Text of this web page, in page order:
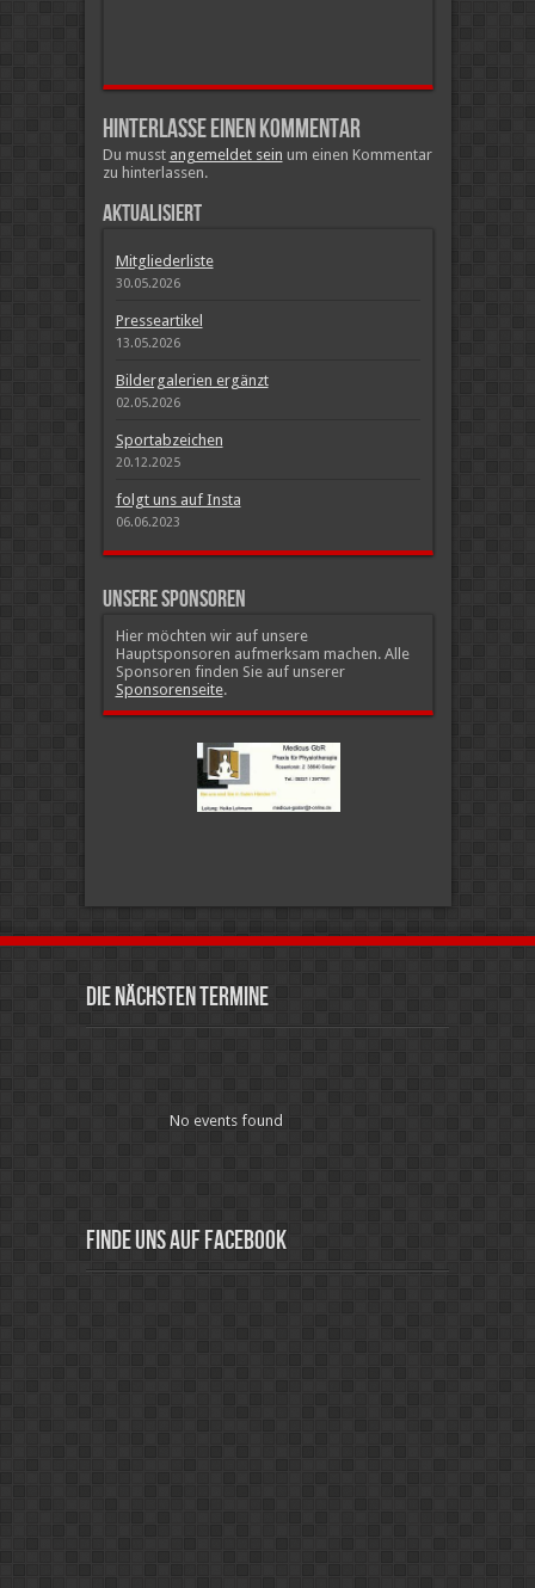
Hinterlasse einen Kommentar
Du musst angemeldet sein um einen Kommentar
zu hinterlassen.
Aktualisiert
Mitgliederliste
30.05.2026
Presseartikel
13.05.2026
Bildergalerien ergänzt
02.05.2026
Sportabzeichen
20.12.2025
folgt uns auf Insta
06.06.2023
Unsere Sponsoren
Hier möchten wir auf unsere
Hauptsponsoren aufmerksam machen. Alle
Sponsoren finden Sie auf unserer
Sponsorenseite.
Die nächsten Termine
No events found
Finde uns auf Facebook